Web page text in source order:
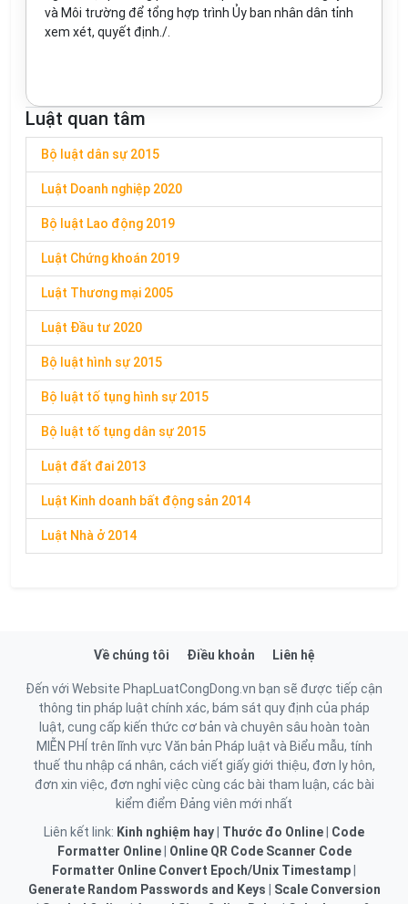
và Môi trường để tổng hợp trình Ủy ban nhân dân tỉnh
xem xét, quyết định./.
Luật quan tâm
Bộ luật dân sự 2015
Luật Doanh nghiệp 2020
Bộ luật Lao động 2019
Luật Chứng khoán 2019
Luật Thương mại 2005
Luật Đầu tư 2020
Bộ luật hình sự 2015
Bộ luật tố tụng hình sự 2015
Bộ luật tố tụng dân sự 2015
Luật đất đai 2013
Luật Kinh doanh bất động sản 2014
Luật Nhà ở 2014
Về chúng tôi Điều khoản Liên hệ
Đến với Website PhapLuatCongDong.vn bạn sẽ được tiếp cận
thông tin pháp luật chính xác, bám sát quy định của pháp
luật, cung cấp kiến thức cơ bản và chuyên sâu hoàn toàn
MIỄN PHÍ trên lĩnh vực Văn bản Pháp luật và Biểu mẫu, tính
thuế thu nhập cá nhân, cách viết giấy giới thiệu, đơn ly hôn,
đơn xin việc, đơn nghỉ việc cùng các bài tham luận, các bài
kiểm điểm Đảng viên mới nhất
Liên kết link: Kinh nghiệm hay Thước đo Online
Code
Formatter Online| Online QR Code Scanner Code
Formatter Online Convert Epoch/Unix Timestamp
Generate Random Passwords and Keys
Scale Conversion